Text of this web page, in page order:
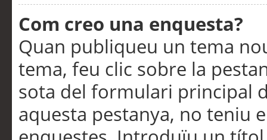
Com creo una enquesta?
Quan publiqueu un tema
tema, feu clic sobre la
sota del formulari principal
aquesta pestanya, no teniu